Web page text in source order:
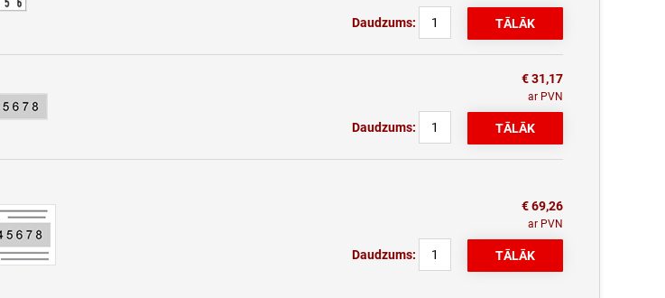
Daudzums:
€ 31,17
ar PVN
Daudzums:
€ 69,26
ar PVN
Daudzums: